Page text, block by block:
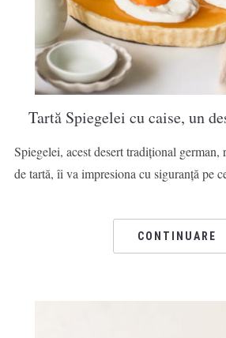
Tartă Spiegelei cu caise, un
Spiegelei, acest desert tradițional german,
de tartă, îi va impresiona cu siguranță pe
CONTINUARE